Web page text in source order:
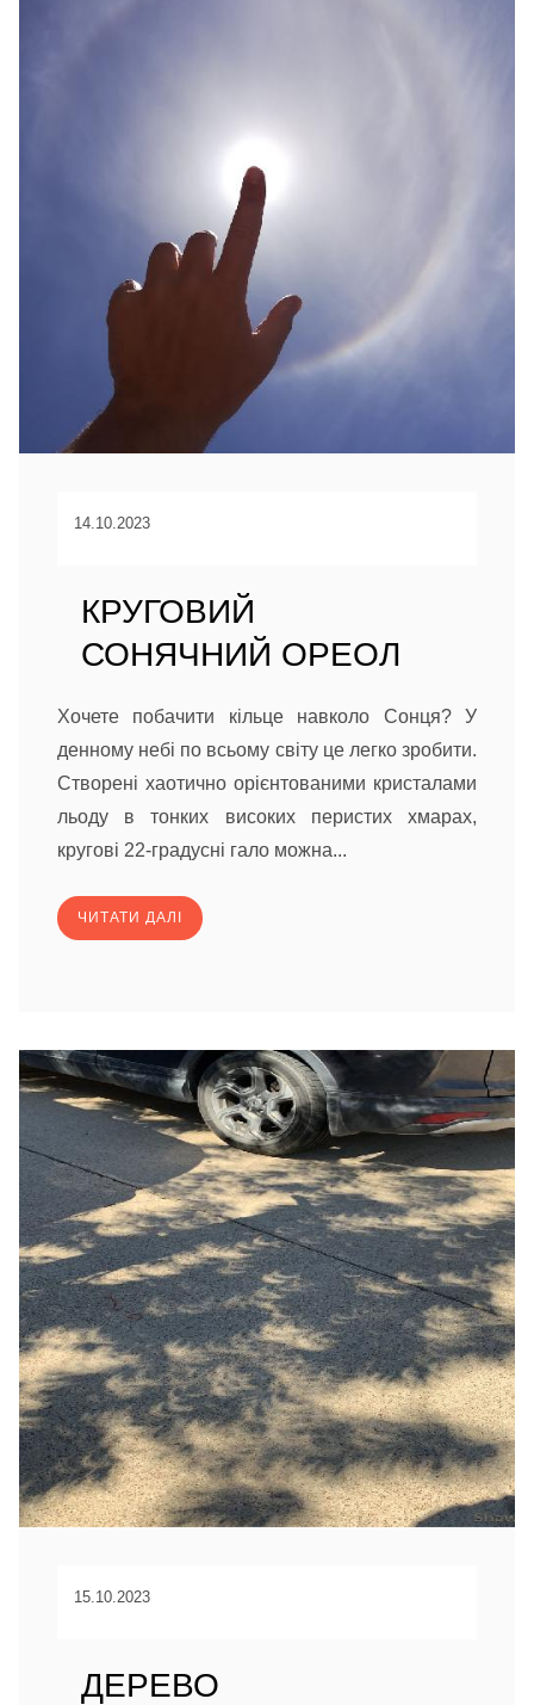
14.10.2023
КРУГОВИЙ
СОНЯЧНИЙ ОРЕОЛ
Хочете побачити кільце навколо Сонця? У
денному небі по всьому світу це легко зробити.
Створені хаотично орієнтованими кристалами
льоду в тонких високих перистих хмарах,
кругові 22-градусні гало можна...
ЧИТАТИ ДАЛІ
15.10.2023
ДЕРЕВО